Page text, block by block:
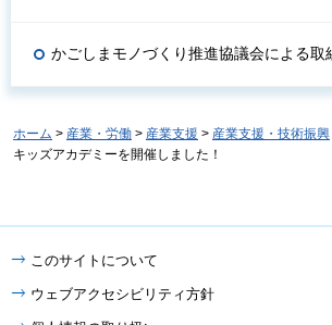
かごしまモノづくり推進協議会による取
ホーム > 産業・労働 > 産業支援 > 産業支援・技術振興
キッズアカデミーを開催しました！
このサイトについて
ウェブアクセシビリティ方針